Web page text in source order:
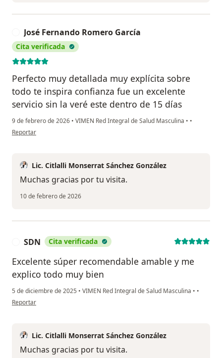
José Fernando Romero García
Cita verificada
Perfecto muy detallada muy explícita sobre
todo te inspira confianza fue un excelente
servicio sin la veré este dentro de 15 días
9 de febrero de 2026 • VIMEN Red Integral de Salud Masculina • •
en opinión del usuario José Fernando Romero García
Reportar
Lic. Citlalli Monserrat Sánchez González
Muchas gracias por tu visita.
10 de febrero de 2026
SDN Cita verificada
Excelente súper recomendable amable y me
explico todo muy bien
5 de diciembre de 2025 • VIMEN Red Integral de Salud Masculina • •
en opinión del usuario SDN
Reportar
Lic. Citlalli Monserrat Sánchez González
Muchas gracias por tu visita.